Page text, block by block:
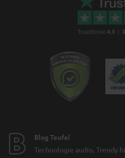
Blog Teufel
Technologie audio, Trendy